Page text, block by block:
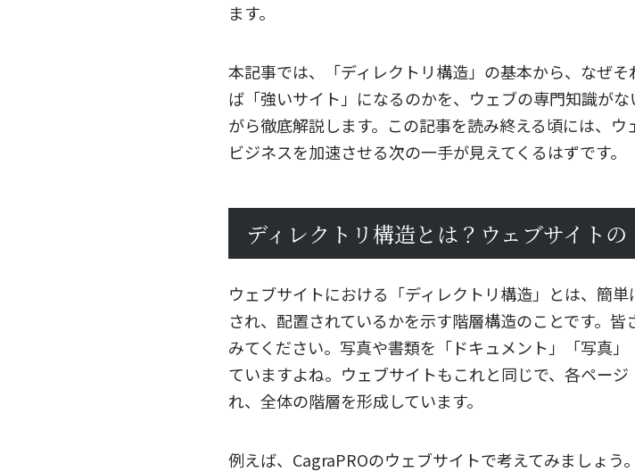
ます。
本記事では、「ディレクトリ構造」の基本から、なぜ
ば「強いサイト」になるのかを、ウェブの専門知識が
がら徹底解説します。この記事を読み終える頃には、
ビジネスを加速させる次の一手が見えてくるはずです。
ディレクトリ構造とは？ウェブサイトの
ウェブサイトにおける「ディレクトリ構造」とは、簡
され、配置されているかを示す階層構造のことです。
みてください。写真や書類を「ドキュメント」「写真
ていますよね。ウェブサイトもこれと同じで、各ペー
れ、全体の階層を形成しています。
例えば、CagraPROのウェブサイトで考えてみましょ